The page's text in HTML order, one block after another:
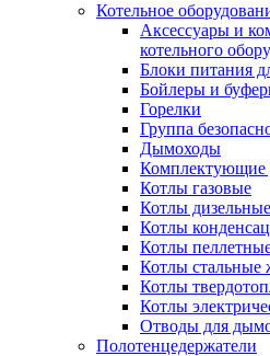
Котельное
Аксессуары и
котельного
Блоки питания
Бойлеры и
Горелки
Группа
Дымоходы
Комплектующие
Котлы газовые
Котлы дизельные
Котлы
Котлы
Котлы стальные
Котлы
Котлы
Отводы для
Полотенцедержатели